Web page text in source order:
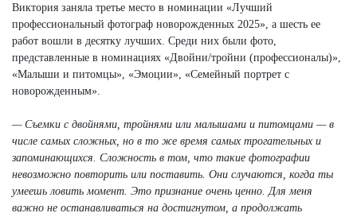
Виктория заняла третье место в номинации «Лучший
профессиональный фотограф новорожденных 2025», а шесть ее
работ вошли в десятку лучших. Среди них были фото,
представленные в номинациях «Двойни/тройни (профессионалы)»,
«Малыши и питомцы», «Эмоции», «Семейный портрет с
новорожденным».
— Съемки с двойнями, тройнями или малышами и питомцами — в
числе самых сложных, но в то же время самых трогательных и
запоминающихся. Сложность в том, что такие фотографии
невозможно повторить или поставить. Они случаются, когда ты
умеешь ловить момент. Это признание очень ценно. Для меня
важно не останавливаться на достигнутом, а продолжать